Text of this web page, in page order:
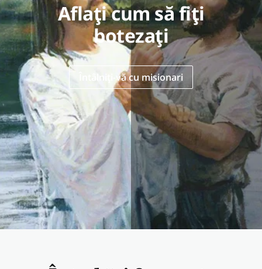
Aflați cum să fiți
botezați
Întâlniți-vă cu misionari